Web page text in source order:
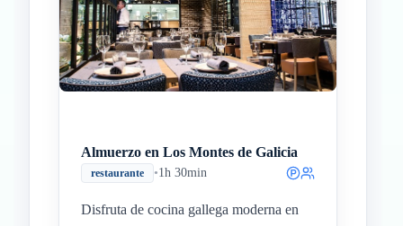
Almuerzo en Los Montes de Galicia
restaurante •1h 30min
Disfruta de cocina gallega moderna en